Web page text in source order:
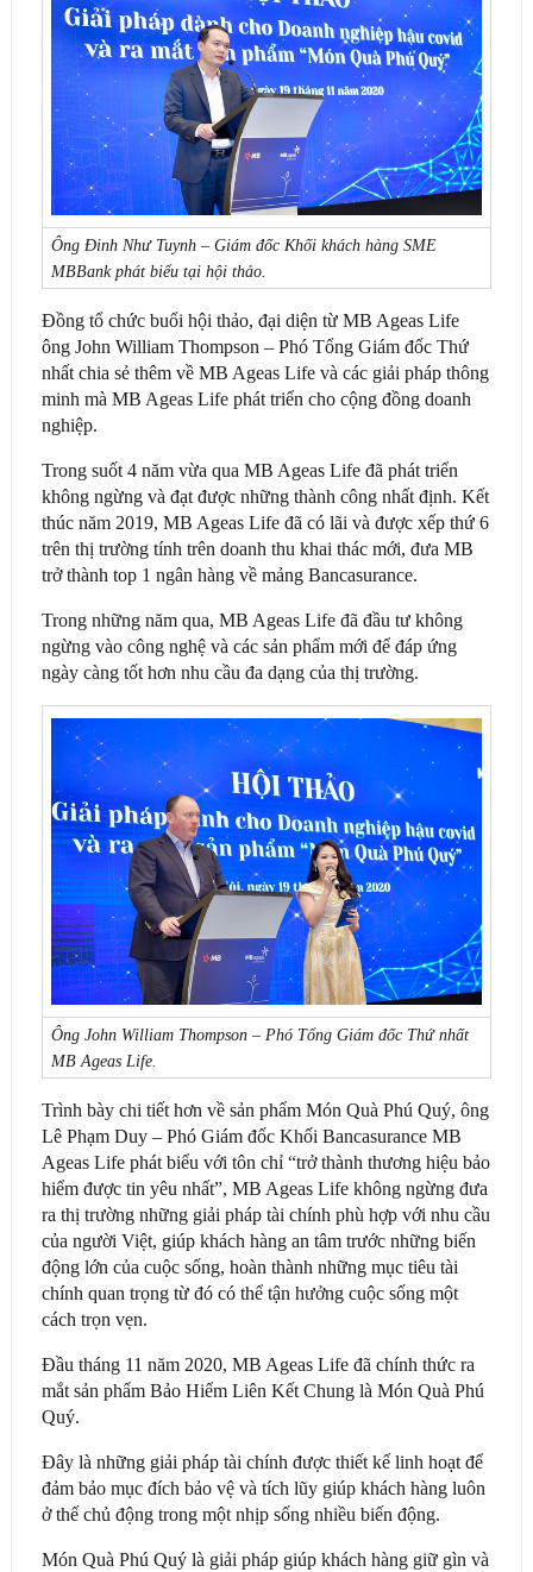
Ông Đinh Như Tuynh – Giám đốc Khối khách hàng SME
MBBank phát biểu tại hội thảo.
Đồng tổ chức buổi hội thảo, đại diện từ MB Ageas Life
ông John William Thompson – Phó Tổng Giám đốc Thứ
nhất chia sẻ thêm về MB Ageas Life và các giải pháp thông
minh mà MB Ageas Life phát triển cho cộng đồng doanh
nghiệp.
Trong suốt 4 năm vừa qua MB Ageas Life đã phát triển
không ngừng và đạt được những thành công nhất định. Kết
thúc năm 2019, MB Ageas Life đã có lãi và được xếp thứ 6
trên thị trường tính trên doanh thu khai thác mới, đưa MB
trở thành top 1 ngân hàng về mảng Bancasurance.
Trong những năm qua, MB Ageas Life đã đầu tư không
ngừng vào công nghệ và các sản phẩm mới để đáp ứng
ngày càng tốt hơn nhu cầu đa dạng của thị trường.
Ông John William Thompson – Phó Tổng Giám đốc Thứ nhất
MB Ageas Life.
Trình bày chi tiết hơn về sản phẩm Món Quà Phú Quý, ông
Lê Phạm Duy – Phó Giám đốc Khối Bancasurance MB
Ageas Life phát biểu với tôn chỉ “trở thành thương hiệu bảo
hiểm được tin yêu nhất”, MB Ageas Life không ngừng đưa
ra thị trường những giải pháp tài chính phù hợp với nhu cầu
của người Việt, giúp khách hàng an tâm trước những biến
động lớn của cuộc sống, hoàn thành những mục tiêu tài
chính quan trọng từ đó có thể tận hưởng cuộc sống một
cách trọn vẹn.
Đầu tháng 11 năm 2020, MB Ageas Life đã chính thức ra
mắt sản phẩm Bảo Hiểm Liên Kết Chung là Món Quà Phú
Quý.
Đây là những giải pháp tài chính được thiết kế linh hoạt để
đảm bảo mục đích bảo vệ và tích lũy giúp khách hàng luôn
ở thế chủ động trong một nhịp sống nhiều biến động.
Món Quà Phú Quý là giải pháp giúp khách hàng giữ gìn và